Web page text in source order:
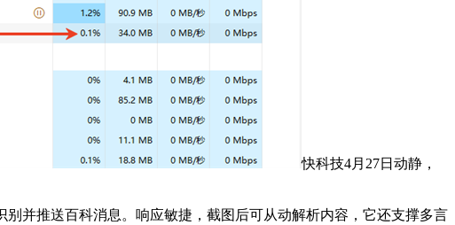
快科技4月27日动静，
并推送百科消息。响应敏捷，截图后可从动解析内容，它还支撑多言